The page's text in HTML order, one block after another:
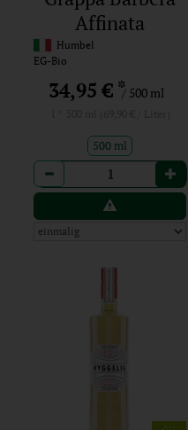
Affinata
Humbel
EG-Bio
34,95 € */ 500 ml
500 ml
Anzahl